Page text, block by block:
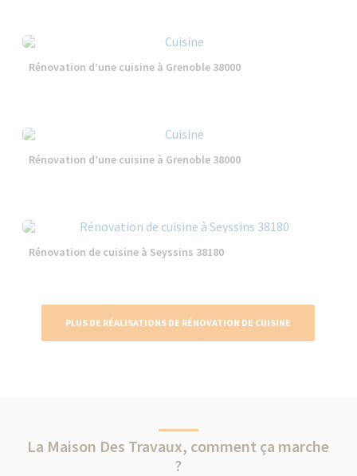
Rénovation d’une cuisine à Grenoble 38000
Rénovation d’une cuisine à Grenoble 38000
Rénovation de cuisine à Seyssins 38180
PLUS DE RÉALISATIONS DE RÉNOVATION DE CUISINE
La Maison Des Travaux, comment ça marche
?